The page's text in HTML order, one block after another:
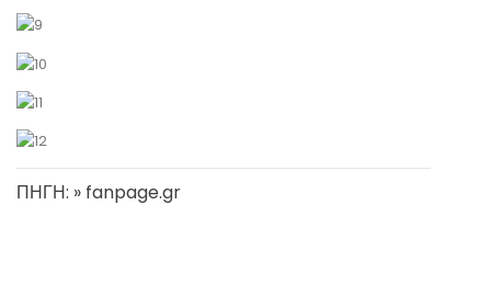
ΠΗΓΗ: » fanpage.gr